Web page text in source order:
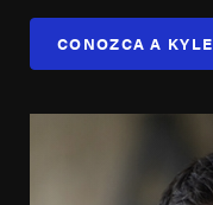
CONOZCA A KYLE